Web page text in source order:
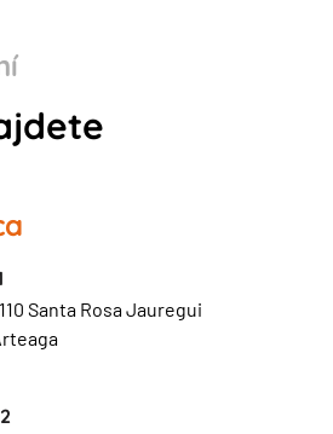
Santa Rosa Jauregui